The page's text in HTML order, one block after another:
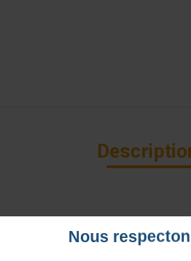
le volet ou le store
Nous